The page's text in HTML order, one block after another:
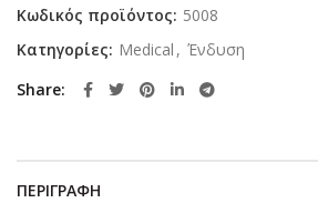
Κωδικός προϊόντος: 5008
Κατηγορίες: Medical , Ένδυση
Share
ΠΕΡΙΓΡΑΦΉ